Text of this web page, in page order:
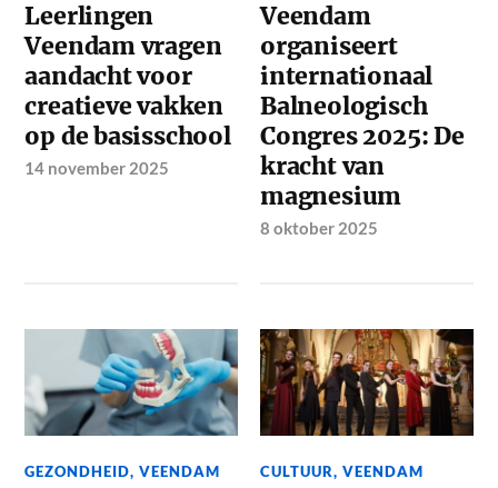
Leerlingen
Veendam vragen
aandacht voor
creatieve vakken
op de basisschool
14 november 2025
Veendam
organiseert
internationaal
Balneologisch
Congres 2025: De
kracht van
magnesium
8 oktober 2025
GEZONDHEID,VEENDAM CULTUUR,VEENDAM